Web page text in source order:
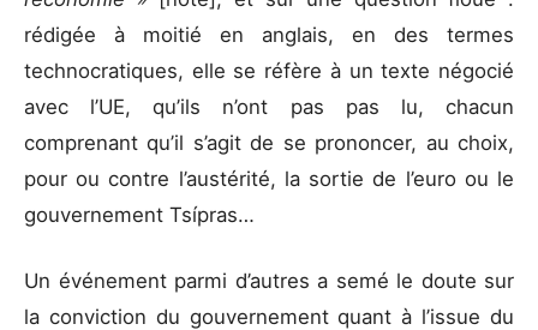
rédigée à moitié en anglais, en des termes
technocratiques, elle se réfère à un texte négocié
avec l’UE, qu’ils n’ont pas pas lu, chacun
comprenant qu’il s’agit de se prononcer, au choix,
pour ou contre l’austérité, la sortie de l’euro ou le
gouvernement Tsípras…
Un événement parmi d’autres a semé le doute sur
la conviction du gouvernement quant à l’issue du